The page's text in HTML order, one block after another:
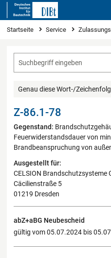
Sie sind hier
Startseite Service
Genau diese Wort-/
Z-86.1-78
Gegenstand:
Feuerwiderstandsdauer von
Brandbeanspruchung von
Ausgestellt für:
CELSION Brandschutzsysteme
Cäcilienstraße 5
01219 Dresden
abZ+aBG Neubescheid
gültig vom 05.07.2024 bis